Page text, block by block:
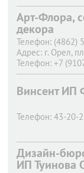
Арт-Флора,
декора
Телефон: (4862)
Адрес: г. Орел,
Телефон: +7
Адрес: г. Орел,
Винсент ИП
Телефон: 43-20-
Дизайн-
ИП Туинова